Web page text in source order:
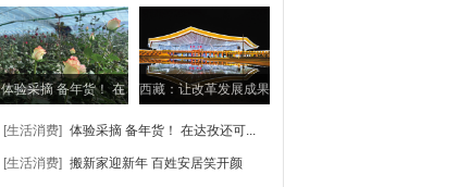
体验采摘 备年货！ 在
西藏：让改革发展成果
[生活消费] 体验采摘 备年货！ 在达孜还可...
[生活消费] 搬新家迎新年 百姓安居笑开颜